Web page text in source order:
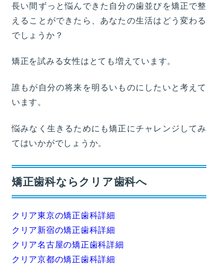
長い間ずっと悩んできた自分の歯並びを矯正で整
えることができたら、あなたの生活はどう変わる
でしょうか？
矯正を試みる女性はとても増えています。
誰もが自分の将来を明るいものにしたいと考えて
います。
悩みなく生きるためにも矯正にチャレンジしてみ
てはいかがでしょうか。
矯正歯科ならクリア歯科へ
クリア東京の矯正歯科詳細
クリア新宿の矯正歯科詳細
クリア名古屋の矯正歯科詳細
クリア京都の矯正歯科詳細